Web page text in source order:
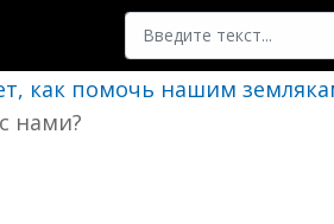
Поиск
как помочь нашим
нами?